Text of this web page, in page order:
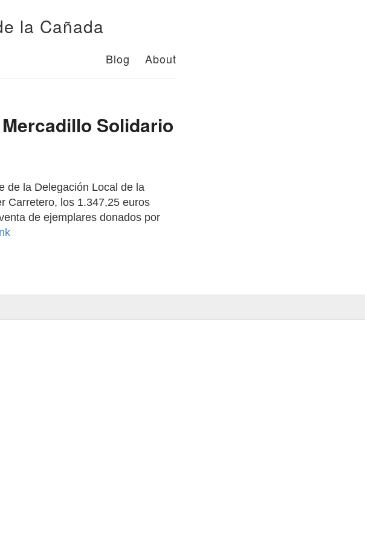
la Cañada
Blog About
Solidario
de la Delegación Local de la
Carretero, los 1.347,25 euros
de ejemplares donados por